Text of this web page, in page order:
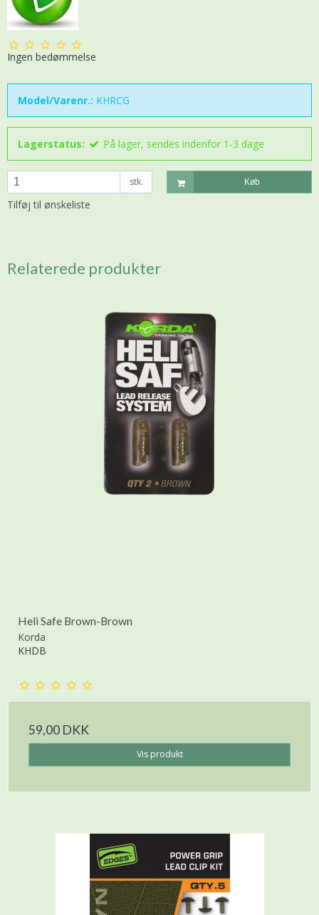
Ingen bedømmelse
Model/Varenr.: KHRCG
Lagerstatus: På lager, sendes indenfor 1-3 dage
stk. Køb
Tilføj til ønskeliste
Relaterede produkter
Heli Safe Brown-Brown
Korda
KHDB
59,00 DKK
Vis produkt